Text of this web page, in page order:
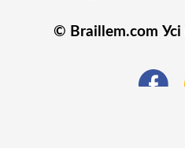
© Braillem.com